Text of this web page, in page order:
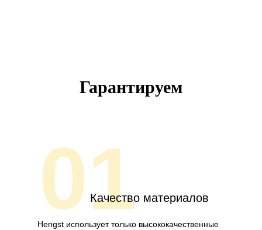
Гарантируем
01Качество материалов
Hengst использует только высококачественные